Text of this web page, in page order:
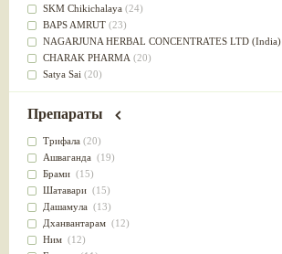
Для лица(31)
Употребление в пищу
Ароматерапия(29)
Жаропонижающее(29)
для памяти(28)
для почек(28)
Слабительное (28)
Афродизиак(27)
Напитки(27)
Для йоги (27)
Для потенции(26)
Для душа(25)
для концентрации внимания
при нарушении эрекции
SKM Chikichalaya (24)
BAPS AMRUT (23)
NAGARJUNA HERBAL CONCENTRATES LTD (India)
CHARAK PHARMA (20)
Satya Sai (20)
Vyas(20)
Kerala Ayurveda
(19)
Organic India pvt ltd
Lalita(16)
Ashtang Herbals
Alarsin(14)
Vasu Health care
Baraka(13)
Dabur India Ltd
Препараты
Трифала (20)
Ашваганда (19)
Брами (15)
Шатавари (15)
Дашамула (13)
Дханвантарам (12)
Ним (12)